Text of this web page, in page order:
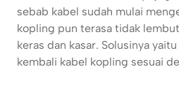
sebab kabel sudah mulai
kopling pun terasa tidak
keras dan kasar. Solusinya
kembali kabel kopling sesuai